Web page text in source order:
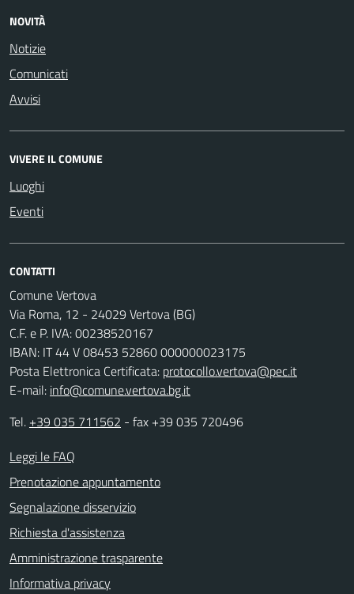
NOVITÀ
Notizie
Comunicati
Avvisi
VIVERE IL COMUNE
Luoghi
Eventi
CONTATTI
Comune Vertova
Via Roma, 12 - 24029 Vertova (BG)
C.F. e P. IVA: 00238520167
IBAN: IT 44 V 08453 52860 000000023175
Posta Elettronica Certificata: protocollo.vertova@pec.it
E-mail: info@comune.vertova.bg.it
Tel. +39 035 711562 - fax +39 035 720496
Leggi le FAQ
Prenotazione appuntamento
Segnalazione disservizio
Richiesta d'assistenza
Amministrazione trasparente
Informativa privacy